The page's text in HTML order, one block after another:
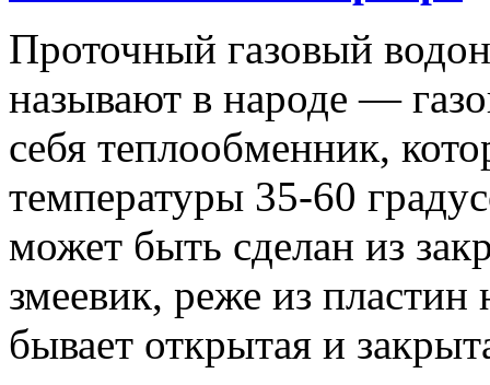
Проточный газовый
называют в народе —
себя теплообменник,
температуры 35-60
может быть сделан из
змеевик, реже из
бывает открытая и